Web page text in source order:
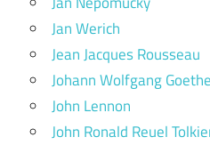
Jan Werich
Jean Jacques Rousseau
Johann Wolfgang Goethe
John Lennon
John Ronald Reuel